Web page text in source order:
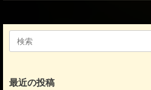
o
o
k
検
最近の投稿